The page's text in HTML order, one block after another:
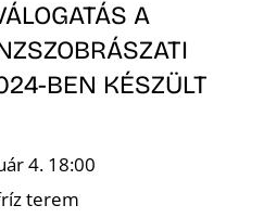
A
BEN KÉSZÜLT
4. 18:00
terem